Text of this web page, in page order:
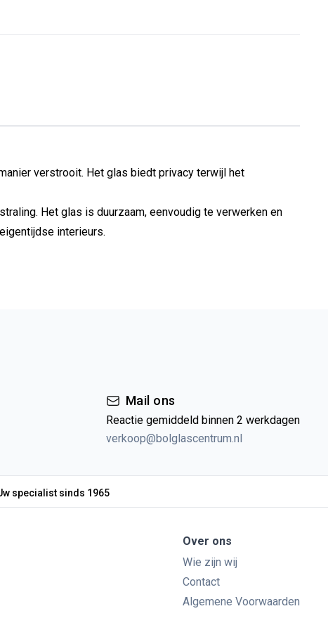
verstrooit. Het glas biedt privacy terwijl het
Het glas is duurzaam, eenvoudig te verwerken en
interieurs.
Mail ons
Reactie gemiddeld binnen 2 werkdagen
verkoop@bolglascentrum.nl
specialist sinds 1965
Over ons
Wie zijn wij
Contact
Algemene Voorwaarden